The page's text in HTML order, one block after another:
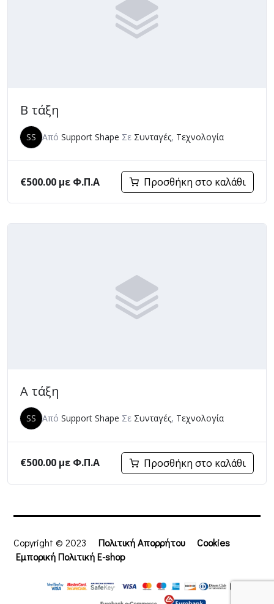
Β τάξη
SS Από Support Shape Σε Συνταγές, Τεχνολογία
€500.00 με Φ.Π.Α Προσθήκη στο καλάθι
Α τάξη
SS Από Support Shape Σε Συνταγές, Τεχνολογία
€500.00 με Φ.Π.Α Προσθήκη στο καλάθι
Copyright © 2023Πολιτική Απορρήτου
Cookies
Εμπορική Πολιτική E-shop